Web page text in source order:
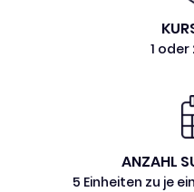
1 oder
ANZAHL
5 Einheiten zu je